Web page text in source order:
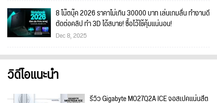
8 โน๊ตบุ๊ค 2026 ราคาไม่เกิน 30000 บาท เล่นเกมลื่น ทำงานดี
ตัดต่อคลิป ทำ 3D ได้สบาย! ซื้อไว้ใช้คุ้มแน่นอน!
Dec 8, 2025
วิดีโอแนะนำ
รีวิว Gigabyte MO27Q2A ICE จอสเปคแน่นสีต